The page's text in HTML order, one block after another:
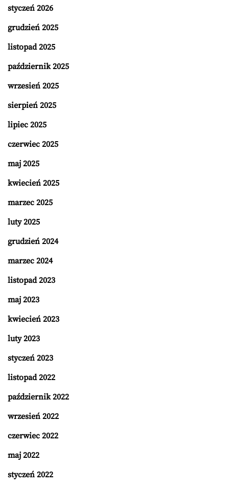
styczeń 2026
grudzień 2025
listopad 2025
październik 2025
wrzesień 2025
sierpień 2025
lipiec 2025
czerwiec 2025
maj 2025
kwiecień 2025
marzec 2025
luty 2025
grudzień 2024
marzec 2024
listopad 2023
maj 2023
kwiecień 2023
luty 2023
styczeń 2023
listopad 2022
październik 2022
wrzesień 2022
czerwiec 2022
maj 2022
styczeń 2022